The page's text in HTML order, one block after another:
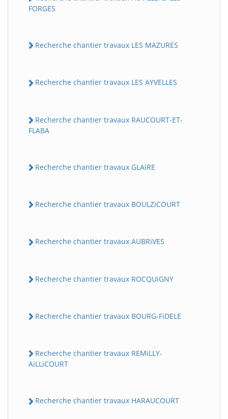
FORGES
Recherche chantier travaux LES MAZURES
Recherche chantier travaux LES AYVELLES
Recherche chantier travaux RAUCOURT-ET-
FLABA
Recherche chantier travaux GLAiRE
Recherche chantier travaux BOULZiCOURT
Recherche chantier travaux AUBRiVES
Recherche chantier travaux ROCQUiGNY
Recherche chantier travaux BOURG-FiDELE
Recherche chantier travaux REMiLLY-
AiLLiCOURT
Recherche chantier travaux HARAUCOURT